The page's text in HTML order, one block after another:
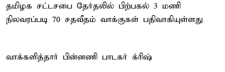
தமிழக சட்டசபை தேர்தலில் பிற்பகல் 3 மணி
நிலவரப்படி 70 சதவீதம் வாக்குகள் பதிவாகியுள்ளது
வாக்களித்தார் பின்னணி பாடகர் க்ரிஷ்